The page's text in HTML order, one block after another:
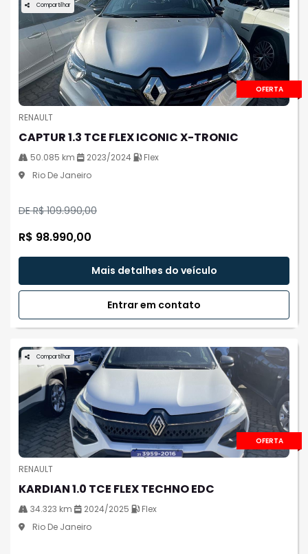
OFERTA
Compartilhar
RENAULT
CAPTUR 1.3 TCE FLEX ICONIC X-TRONIC
50.085 km 2023/2024
Flex
Rio De Janeiro
DE R$ 109.990,00
R$ 98.990,00
Mais detalhes do veículo
Entrar em contato
OFERTA
Compartilhar
RENAULT
KARDIAN 1.0 TCE FLEX TECHNO EDC
34.323 km 2024/2025
Flex
Rio De Janeiro